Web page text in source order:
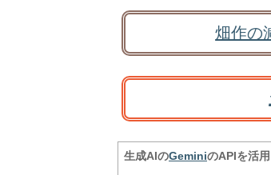
畑作の
生成AIのGeminiのAPIを活